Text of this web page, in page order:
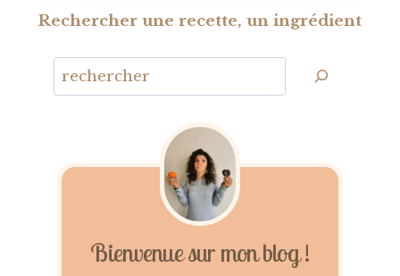
Rechercher une recette, un ingrédient
Bienvenue sur mon blog !